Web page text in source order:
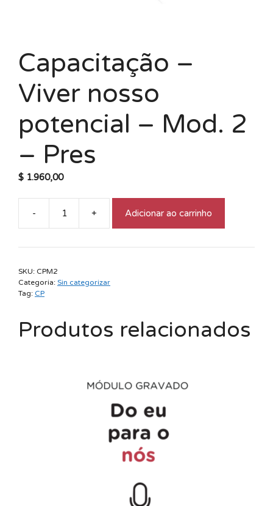
Capacitação –
Viver nosso
potencial – Mod. 2
– Pres
$ 1.960,00
-
Capacitação
-
Viver
-
-
Pres
+ Adicionar ao carrinho
SKU: CPM2
Categoria: Sin categorizar
Tag: CP
Produtos relacionados